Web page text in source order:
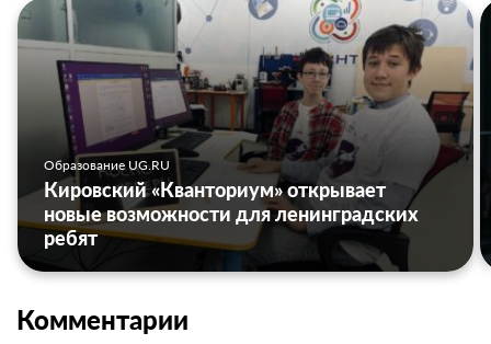
Образование UG.RU
Кировский «Кванториум» открывает
новые возможности для ленинградских
ребят
Комментарии